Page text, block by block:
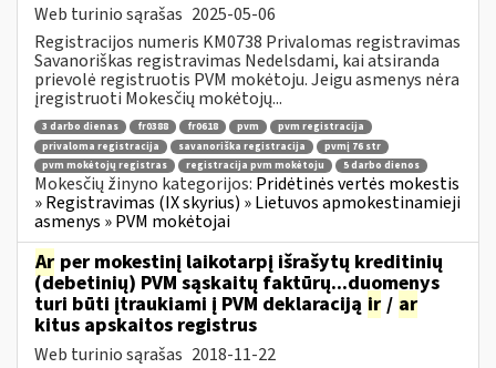
Web turinio sąrašas 2025-05-06
Registracijos numeris KM0738 Privalomas registravimas
Savanoriškas registravimas Nedelsdami, kai atsiranda
prievolė registruotis PVM mokėtoju. Jeigu asmenys nėra
įregistruoti Mokesčių mokėtojų...
3 darbo dienas fr0388 fr0618 pvm
pvm registracija
privaloma registracija
savanoriška registracija
pvmį 76 str
pvm mokėtojų registras
registracija pvm mokėtoju 5 darbo dienos
Mokesčių žinyno kategorijos: Pridėtinės vertės mokestis
» Registravimas (IX skyrius) » Lietuvos apmokestinamieji
asmenys » PVM mokėtojai
Ar per mokestinį laikotarpį išrašytų kreditinių
(debetinių) PVM sąskaitų faktūrų...duomenys
turi būti įtraukiami į PVM deklaraciją ir / ar
kitus apskaitos registrus
Web turinio sąrašas 2018-11-22